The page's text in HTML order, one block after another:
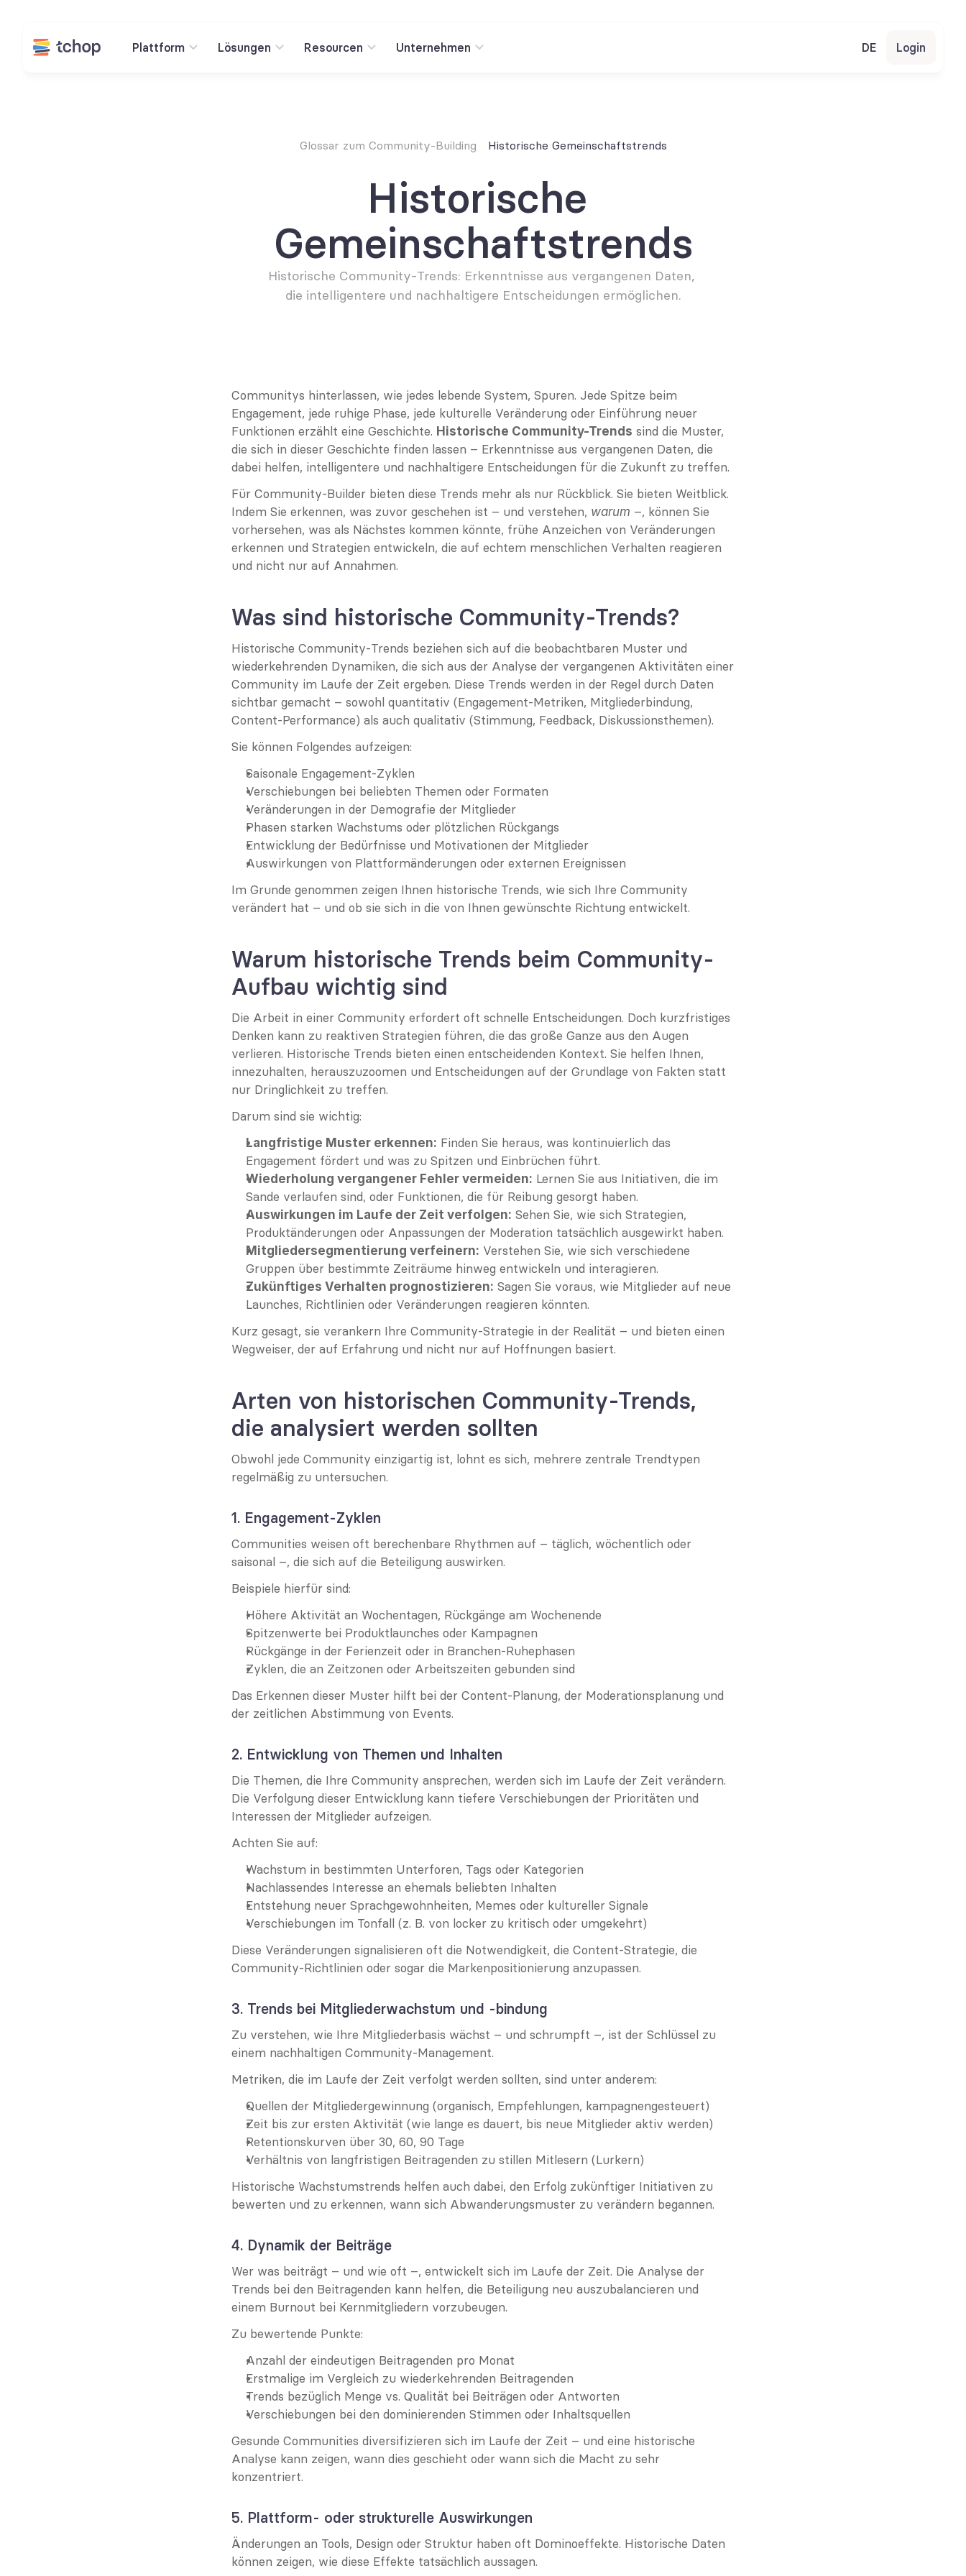
Plattform Lösungen Resourcen Unternehmen DE Login
Glossar zum Community-Building Historische Gemeinschaftstrends
Historische
Gemeinschaftstrends
Historische Community-Trends: Erkenntnisse aus vergangenen Daten,
die intelligentere und nachhaltigere Entscheidungen ermöglichen.
Communitys hinterlassen, wie jedes lebende System, Spuren. Jede Spitze beim
Engagement, jede ruhige Phase, jede kulturelle Veränderung oder Einführung neuer
Funktionen erzählt eine Geschichte. Historische Community-Trends sind die Muster,
die sich in dieser Geschichte finden lassen – Erkenntnisse aus vergangenen Daten, die
dabei helfen, intelligentere und nachhaltigere Entscheidungen für die Zukunft zu treffen.
Für Community-Builder bieten diese Trends mehr als nur Rückblick. Sie bieten Weitblick.
Indem Sie erkennen, was zuvor geschehen ist – und verstehen, warum –, können Sie
vorhersehen, was als Nächstes kommen könnte, frühe Anzeichen von Veränderungen
erkennen und Strategien entwickeln, die auf echtem menschlichen Verhalten reagieren
und nicht nur auf Annahmen.
Was sind historische Community-Trends?
Historische Community-Trends beziehen sich auf die beobachtbaren Muster und
wiederkehrenden Dynamiken, die sich aus der Analyse der vergangenen Aktivitäten einer
Community im Laufe der Zeit ergeben. Diese Trends werden in der Regel durch Daten
sichtbar gemacht – sowohl quantitativ (Engagement-Metriken, Mitgliederbindung,
Content-Performance) als auch qualitativ (Stimmung, Feedback, Diskussionsthemen).
Sie können Folgendes aufzeigen:
Saisonale Engagement-Zyklen
Verschiebungen bei beliebten Themen oder Formaten
Veränderungen in der Demografie der Mitglieder
Phasen starken Wachstums oder plötzlichen Rückgangs
Entwicklung der Bedürfnisse und Motivationen der Mitglieder
Auswirkungen von Plattformänderungen oder externen Ereignissen
Im Grunde genommen zeigen Ihnen historische Trends, wie sich Ihre Community
verändert hat – und ob sie sich in die von Ihnen gewünschte Richtung entwickelt.
Warum historische Trends beim Community-
Aufbau wichtig sind
Die Arbeit in einer Community erfordert oft schnelle Entscheidungen. Doch kurzfristiges
Denken kann zu reaktiven Strategien führen, die das große Ganze aus den Augen
verlieren. Historische Trends bieten einen entscheidenden Kontext. Sie helfen Ihnen,
innezuhalten, herauszuzoomen und Entscheidungen auf der Grundlage von Fakten statt
nur Dringlichkeit zu treffen.
Darum sind sie wichtig:
Langfristige Muster erkennen: Finden Sie heraus, was kontinuierlich das
Engagement fördert und was zu Spitzen und Einbrüchen führt.
Wiederholung vergangener Fehler vermeiden: Lernen Sie aus Initiativen, die im
Sande verlaufen sind, oder Funktionen, die für Reibung gesorgt haben.
Auswirkungen im Laufe der Zeit verfolgen: Sehen Sie, wie sich Strategien,
Produktänderungen oder Anpassungen der Moderation tatsächlich ausgewirkt haben.
Mitgliedersegmentierung verfeinern: Verstehen Sie, wie sich verschiedene
Gruppen über bestimmte Zeiträume hinweg entwickeln und interagieren.
Zukünftiges Verhalten prognostizieren: Sagen Sie voraus, wie Mitglieder auf neue
Launches, Richtlinien oder Veränderungen reagieren könnten.
Kurz gesagt, sie verankern Ihre Community-Strategie in der Realität – und bieten einen
Wegweiser, der auf Erfahrung und nicht nur auf Hoffnungen basiert.
Arten von historischen Community-Trends,
die analysiert werden sollten
Obwohl jede Community einzigartig ist, lohnt es sich, mehrere zentrale Trendtypen
regelmäßig zu untersuchen.
1. Engagement-Zyklen
Communities weisen oft berechenbare Rhythmen auf – täglich, wöchentlich oder
saisonal –, die sich auf die Beteiligung auswirken.
Beispiele hierfür sind:
Höhere Aktivität an Wochentagen, Rückgänge am Wochenende
Spitzenwerte bei Produktlaunches oder Kampagnen
Rückgänge in der Ferienzeit oder in Branchen-Ruhephasen
Zyklen, die an Zeitzonen oder Arbeitszeiten gebunden sind
Das Erkennen dieser Muster hilft bei der Content-Planung, der Moderationsplanung und
der zeitlichen Abstimmung von Events.
2. Entwicklung von Themen und Inhalten
Die Themen, die Ihre Community ansprechen, werden sich im Laufe der Zeit verändern.
Die Verfolgung dieser Entwicklung kann tiefere Verschiebungen der Prioritäten und
Interessen der Mitglieder aufzeigen.
Achten Sie auf:
Wachstum in bestimmten Unterforen, Tags oder Kategorien
Nachlassendes Interesse an ehemals beliebten Inhalten
Entstehung neuer Sprachgewohnheiten, Memes oder kultureller Signale
Verschiebungen im Tonfall (z. B. von locker zu kritisch oder umgekehrt)
Diese Veränderungen signalisieren oft die Notwendigkeit, die Content-Strategie, die
Community-Richtlinien oder sogar die Markenpositionierung anzupassen.
3. Trends bei Mitgliederwachstum und -bindung
Zu verstehen, wie Ihre Mitgliederbasis wächst – und schrumpft –, ist der Schlüssel zu
einem nachhaltigen Community-Management.
Metriken, die im Laufe der Zeit verfolgt werden sollten, sind unter anderem:
Quellen der Mitgliedergewinnung (organisch, Empfehlungen, kampagnengesteuert)
Zeit bis zur ersten Aktivität (wie lange es dauert, bis neue Mitglieder aktiv werden)
Retentionskurven über 30, 60, 90 Tage
Verhältnis von langfristigen Beitragenden zu stillen Mitlesern (Lurkern)
Historische Wachstumstrends helfen auch dabei, den Erfolg zukünftiger Initiativen zu
bewerten und zu erkennen, wann sich Abwanderungsmuster zu verändern begannen.
4. Dynamik der Beiträge
Wer was beiträgt – und wie oft –, entwickelt sich im Laufe der Zeit. Die Analyse der
Trends bei den Beitragenden kann helfen, die Beteiligung neu auszubalancieren und
einem Burnout bei Kernmitgliedern vorzubeugen.
Zu bewertende Punkte:
Anzahl der eindeutigen Beitragenden pro Monat
Erstmalige im Vergleich zu wiederkehrenden Beitragenden
Trends bezüglich Menge vs. Qualität bei Beiträgen oder Antworten
Verschiebungen bei den dominierenden Stimmen oder Inhaltsquellen
Gesunde Communities diversifizieren sich im Laufe der Zeit – und eine historische
Analyse kann zeigen, wann dies geschieht oder wann sich die Macht zu sehr
konzentriert.
5. Plattform- oder strukturelle Auswirkungen
Änderungen an Tools, Design oder Struktur haben oft Dominoeffekte. Historische Daten
können zeigen, wie diese Effekte tatsächlich aussagen.